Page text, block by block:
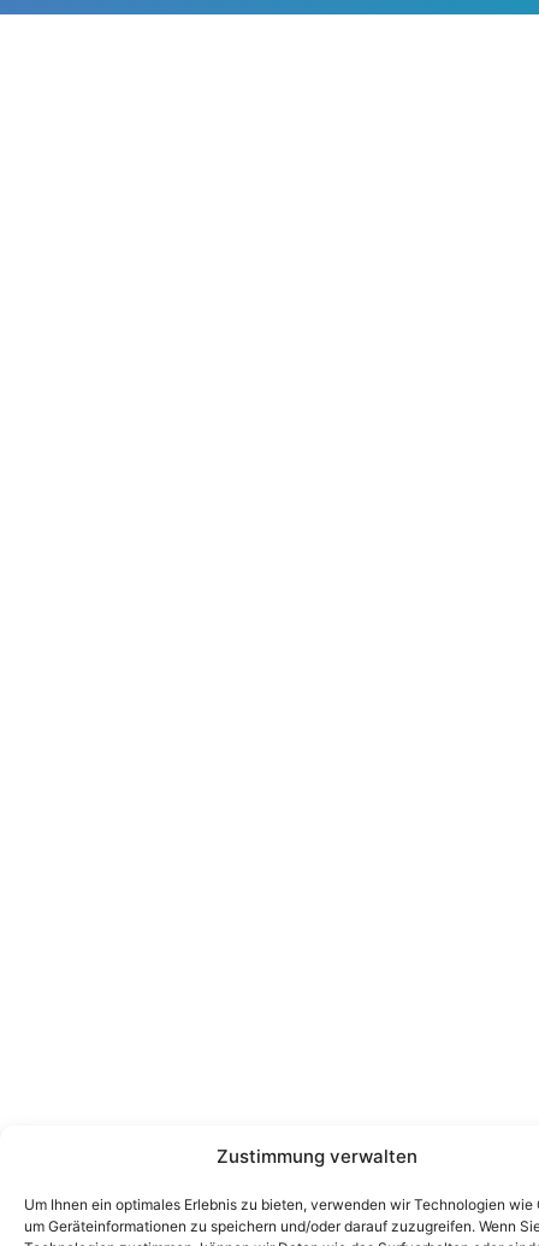
Zustimmung verwalten
Um Ihnen ein optimales Erlebnis zu bieten, verwenden wir Technologien wie
um Geräteinformationen zu speichern und/oder darauf zuzugreifen. Wenn